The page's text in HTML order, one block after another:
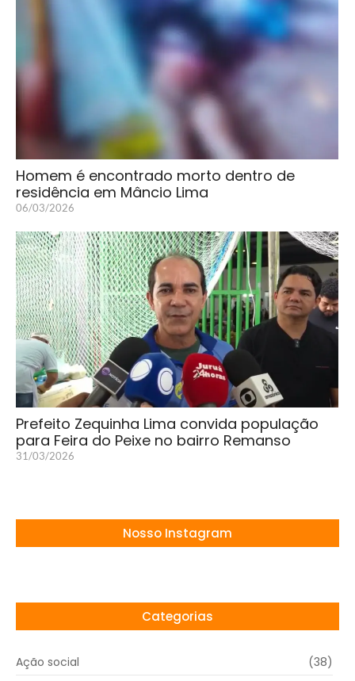
Homem é encontrado morto dentro de
residência em Mâncio Lima
06/03/2026
Prefeito Zequinha Lima convida população
para Feira do Peixe no bairro Remanso
31/03/2026
Nosso Instagram
Categorias
Ação social
(38)